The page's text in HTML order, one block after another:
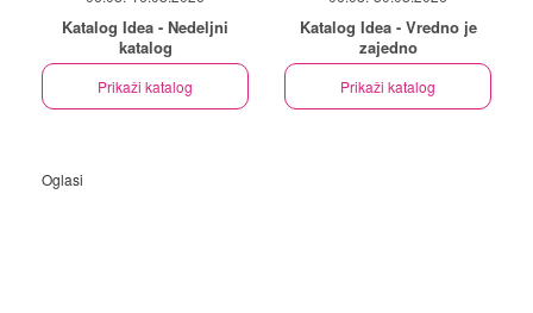
Katalog Idea - Nedeljni
katalog
Prikaži katalog
Katalog Idea - Vredno je
zajedno
Prikaži katalog
Oglasi